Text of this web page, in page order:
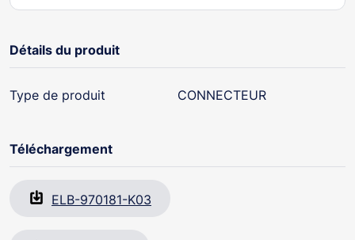
Détails du produit
Type de produit CONNECTEUR
Téléchargement
ELB-970181-K03